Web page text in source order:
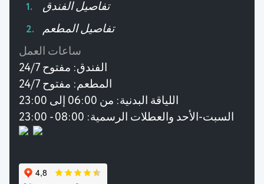
تفاصيل الفندق
تفاصيل المطعم
ساعات العمل
الفندق: مفتوح 24/7
المطعم: مفتوح 24/7
اللياقة البدنية: من 06:00 إلى 23:00
السبت-الأحد والعطلات الرسمية: 08:00 - 23:00